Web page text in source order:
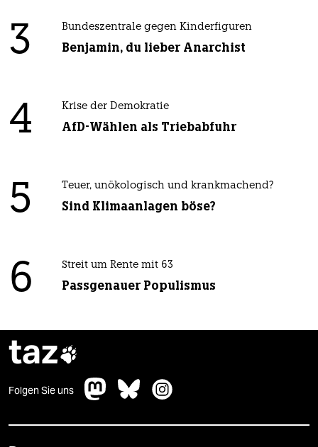
3 Bundeszentrale gegen Kinderfiguren
Benjamin, du lieber Anarchist
4 Krise der Demokratie
AfD-Wählen als Triebabfuhr
5 Teuer, unökologisch und krankmachend?
Sind Klimaanlagen böse?
6 Streit um Rente mit 63
Passgenauer Populismus
taz
Folgen Sie uns